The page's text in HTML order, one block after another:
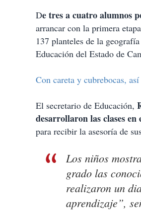
a
r
t
i
r
De tres a cuatro alumnos
arrancar con la primera
137 planteles de la
Educación del Estado de
Con careta y cubrebocas,
El secretario de Educación,
desarrollaron las clases en
para recibir la asesoría de
Los niños
grado las
realizaron un
aprendizaje”,